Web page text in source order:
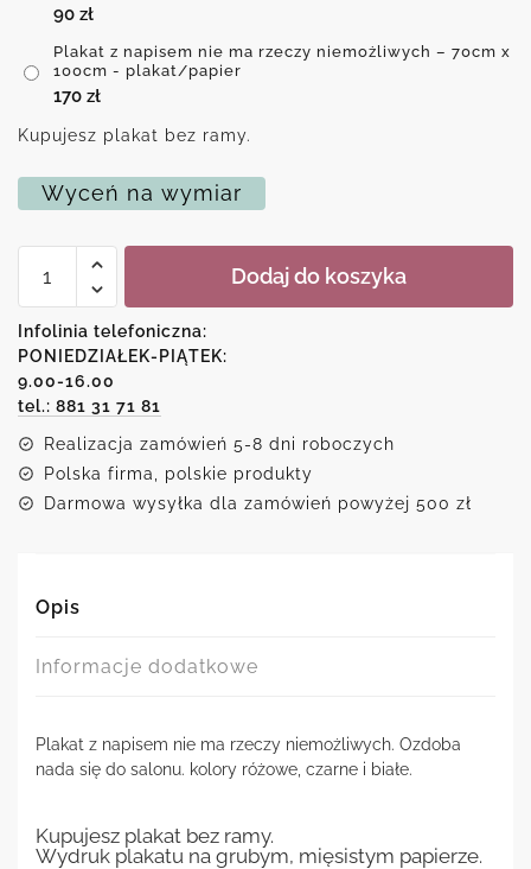
90 zł
Plakat z napisem nie ma rzeczy niemożliwych – 70cm x
100cm - plakat/papier
170 zł
Kupujesz plakat bez ramy.
Wyceń na wymiar
Plakat
nie
ma
rzeczy
niemożliwych
Dodaj do koszyka
Infolinia telefoniczna:
PONIEDZIAŁEK-PIĄTEK:
9.00-16.00
tel.: 881 31 71 81
Realizacja zamówień 5-8 dni roboczych
Polska firma, polskie produkty
Darmowa wysyłka dla zamówień powyżej 500 zł
Opis
Informacje dodatkowe
Plakat z napisem nie ma rzeczy niemożliwych. Ozdoba
nada się do salonu. kolory różowe, czarne i białe.
Kupujesz plakat bez ramy.
Wydruk plakatu na grubym, mięsistym papierze.